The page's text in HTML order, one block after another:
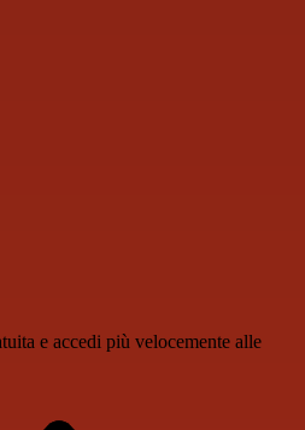
e accedi più velocemente alle